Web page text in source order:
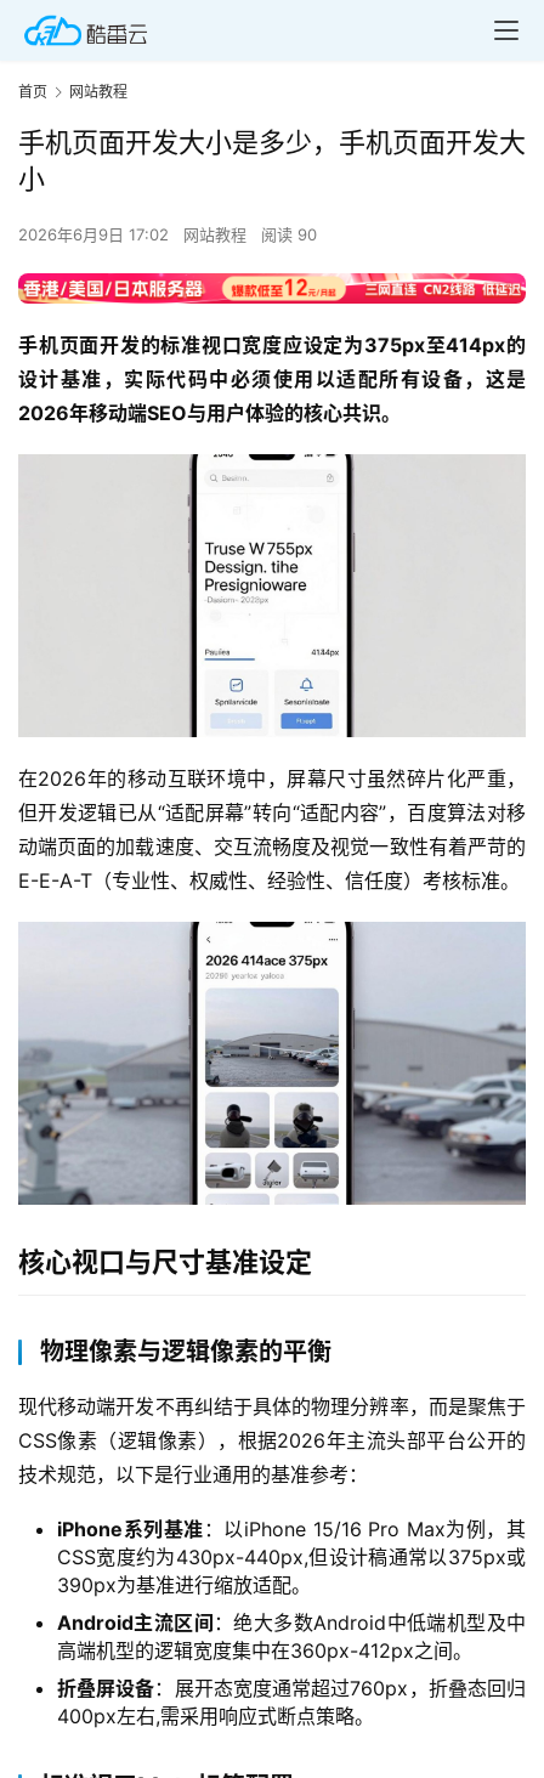
首页 网站教程
手机页面开发大小是多少，手机页面开发大
小
2026年6月9日 17:02 网站教程 阅读 90
手机页面开发的标准视口宽度应设定为375px至414px的
设计基准，实际代码中必须使用 以适配所有设备，这是
2026年移动端SEO与用户体验的核心共识。
在2026年的移动互联环境中，屏幕尺寸虽然碎片化严重，
但开发逻辑已从“适配屏幕”转向“适配内容”，百度算法对移
动端页面的加载速度、交互流畅度及视觉一致性有着严苛的
E-E-A-T（专业性、权威性、经验性、信任度）考核标准。
核心视口与尺寸基准设定
物理像素与逻辑像素的平衡
现代移动端开发不再纠结于具体的物理分辨率，而是聚焦于
CSS像素（逻辑像素），根据2026年主流头部平台公开的
技术规范，以下是行业通用的基准参考：
iPhone系列基准 ：以iPhone 15/16 Pro Max为例，其
CSS宽度约为430px-440px,但设计稿通常以375px或
390px为基准进行缩放适配。
Android主流区间 ：绝大多数Android中低端机型及中
高端机型的逻辑宽度集中在360px-412px之间。
折叠屏设备：展开态宽度通常超过760px，折叠态回归
400px左右,需采用响应式断点策略。